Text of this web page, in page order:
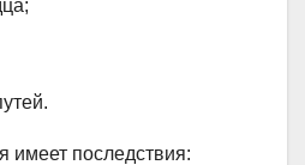
имеет последствия: